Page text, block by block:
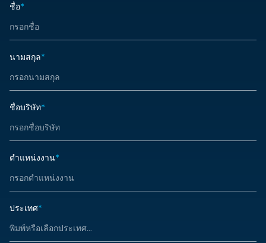
ชื่อ*
นามสกุล*
ชื่อบริษัท*
ตำแหน่งงาน*
ประเทศ*